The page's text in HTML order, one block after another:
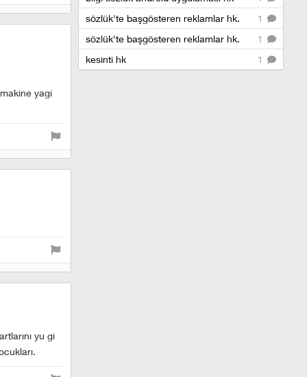
yagi
yu gi
1
sözlük'te başgösteren reklamlar hk.
1
sözlük'te başgösteren reklamlar hk.
1
kesinti hk